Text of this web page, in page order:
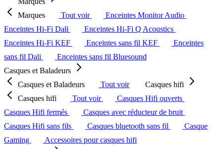
Marques
Tout voir
Enceintes Monitor Audio
Enceintes Hi-Fi Dali
Enceintes Hi-Fi Q Acoustics
Enceintes Hi-Fi KEF
Enceintes sans fil KEF
Enceintes
sans fil Dali
Enceintes sans fil Bluesound
Casques et Baladeurs
Casques et Baladeurs
Tout voir
Casques hifi
Casques hifi
Tout voir
Casques Hifi ouverts
Casques Hifi fermés
Casques avec réducteur de bruit
Casques Hifi sans fils
Casques bluetooth sans fil
Casque
Gaming
Accessoires pour casques hifi